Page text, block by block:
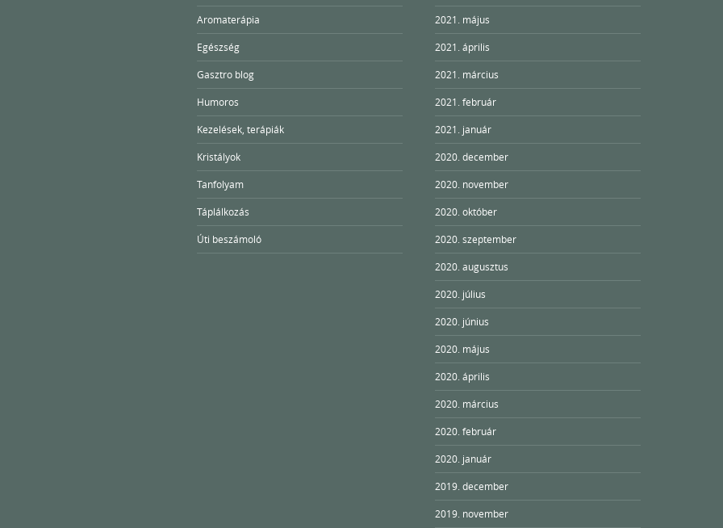
Aromaterápia
Egészség
Gasztro blog
Humoros
Kezelések, terápiák
Kristályok
Tanfolyam
Táplálkozás
Úti beszámoló
2021. május
2021. április
2021. március
2021. február
2021. január
2020. december
2020. november
2020. október
2020. szeptember
2020. augusztus
2020. július
2020. június
2020. május
2020. április
2020. március
2020. február
2020. január
2019. december
2019. november